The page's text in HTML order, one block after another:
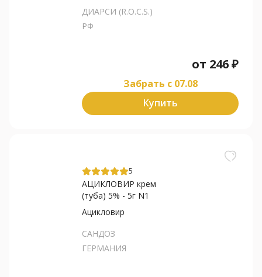
ДИАРСИ (R.O.C.S.)
РФ
от 246₽
Забрать c 07.08
Купить
5
АЦИКЛОВИР крем
(туба) 5% - 5г N1
Ацикловир
САНДОЗ
ГЕРМАНИЯ